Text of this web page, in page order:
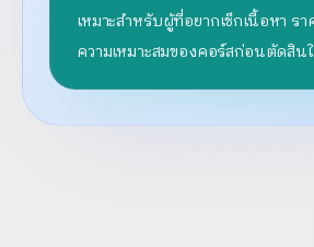
เหมาะสำหรับผู้ที่อยากเช็กเนื้อหา รา
ความเหมาะสมของคอร์สก่อนตัดสิน